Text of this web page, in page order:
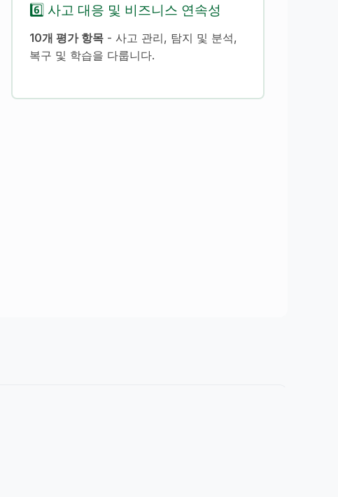
6️⃣ 사고 대응 및 비즈니스 연속성
10개 평가 항목 - 사고 관리, 탐지 및 분석,
복구 및 학습을 다룹니다.